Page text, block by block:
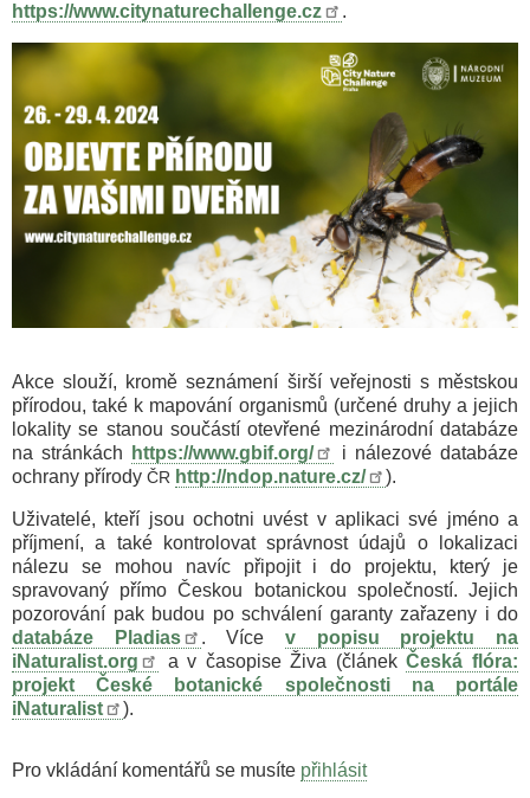
https://www.citynaturechallenge.cz
.
Akce slouží, kromě seznámení širší veřejnosti s městskou
přírodou, také k mapování organismů (určené druhy a jejich
lokality se stanou součástí otevřené mezinárodní databáze
na stránkách
https://www.gbif.org/
i nálezové databáze
ochrany přírody ČR http://ndop.nature.cz/ ).
Uživatelé, kteří jsou ochotni uvést v aplikaci své jméno a
příjmení, a také kontrolovat správnost údajů o lokalizaci
nálezu se mohou navíc připojit i do projektu, který je
spravovaný přímo Českou botanickou společností. Jejich
pozorování pak budou po schválení garanty zařazeny i do
databáze Pladias
. Vícev popisu projektu na
iNaturalist.org
a v časopise Živa (článekČeská flóra:
projekt České botanické společnosti na portále
iNaturalist
).
Pro vkládání komentářů se musíte přihlásit